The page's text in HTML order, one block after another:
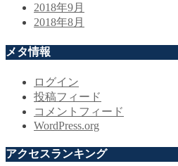
2018年9月
2018年8月
メタ情報
ログイン
投稿フィード
コメントフィード
WordPress.org
アクセスランキング